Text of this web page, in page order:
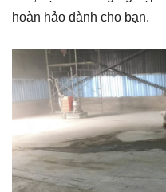
hoàn hảo dành cho bạn.